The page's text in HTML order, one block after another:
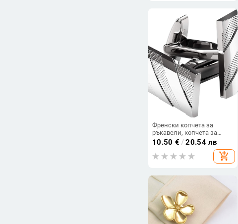
Френски копчета за
ръкавели, копчета за
ръкавели за външна
търговия, бизнес
правоъгълни копчета за
копчета за ръкавели
10.50 € /20.54 лв
add_shopping_cart